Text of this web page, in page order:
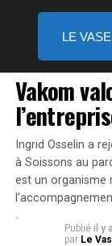
Vakom
Ingrid Osselin a
à Soissons au
est un organisme
Publié il y
par Le
LE